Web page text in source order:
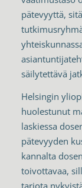
pätevyyttä,
säilytettävä
Helsingin
huolestunut
laskiessa
pätevyyden
kannalta
toivottavaa,